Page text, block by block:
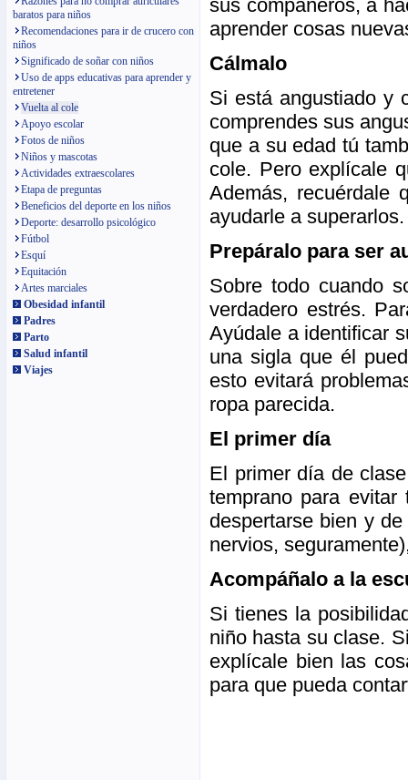
baratos para niños
Recomendaciones para ir de crucero con
niños
Significado de soñar con niños
Uso de apps educativas para aprender y
entretener
Vuelta al cole
Apoyo escolar
Fotos de niños
Niños y mascotas
Actividades extraescolares
Etapa de preguntas
Beneficios del deporte en los niños
Deporte: desarrollo psicológico
Fútbol
Esquí
Equitación
Artes marciales
Obesidad infantil
Padres
Parto
Salud infantil
Viajes
sus compañeros, a
aprender cosas
Cálmalo
Si está angustiado y
comprendes sus
que a su edad tú
cole. Pero explícale
Además, recuérdale
ayudarle a superarlos.
Prepáralo para ser
Sobre todo cuando
verdadero estrés.
Ayúdale a identificar
una sigla que él
esto evitará
ropa parecida.
El primer día
El primer día de
temprano para
despertarse bien y
nervios,
Acompáñalo a la
Si tienes la
niño hasta su clase.
explícale bien las
para que pueda